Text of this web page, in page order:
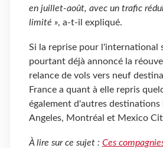
en juillet-août, avec un trafic
limité », a-t-il expliqué.
Si la reprise pour l'international
pourtant déjà annoncé la
relance de vols vers neuf
France a quant à elle repris
également d'autres
Angeles, Montréal et Mexico
À lire sur ce sujet : Ces